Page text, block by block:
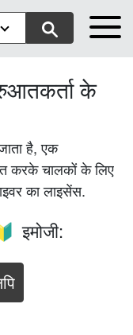
के
है, एक
करके चालकों के लिए
का लाइसेंस.
इमोजी: